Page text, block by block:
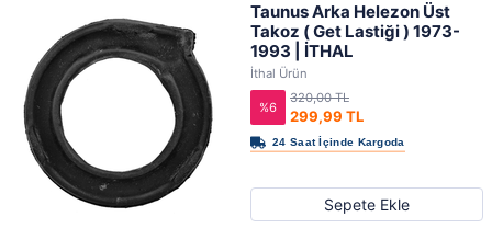
Taunus Arka Helezon Üst
Takoz ( Get Lastiği ) 1973-
1993 | İTHAL
İthal Ürün
%6 299,99 TL
320,00 TL
Sepete Ekle